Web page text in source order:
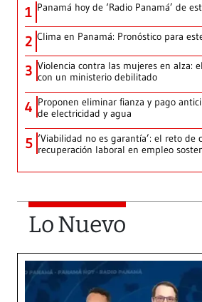
1 Panamá hoy de ‘Radio Panamá’ de
2 Clima en Panamá: Pronóstico para
3 Violencia contra las mujeres en alza:
con un ministerio debilitado
4 Proponen eliminar fianza y pago
de electricidad y agua
5 ‘Viabilidad no es garantía’: el reto de
recuperación laboral en empleo
Lo Nuevo